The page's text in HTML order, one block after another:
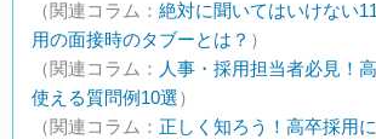
（関連コラム： 絶対に聞いてはいけない
用の面接時のタブーとは？ ）
（関連コラム： 人事・採用担当者必見！
使える質問例10選）
（関連コラム： 正しく知ろう！高卒採用